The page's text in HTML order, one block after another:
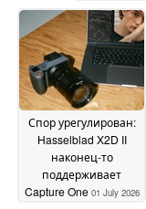
функцией
Спор урегулирован:
Hasselblad X2D II
наконец-то
поддерживает
Capture One 01 July 2026